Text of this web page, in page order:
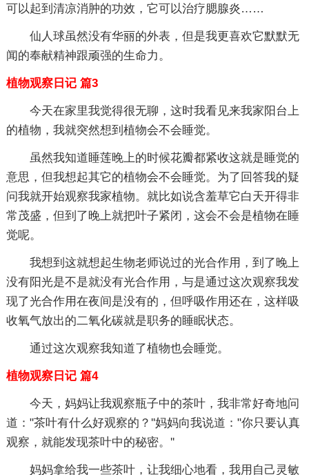
可以起到清凉消肿的功效，它可以治疗腮腺炎……
仙人球虽然没有华丽的外表，但是我更喜欢它默默无
闻的奉献精神跟顽强的生命力。
植物观察日记 篇3
今天在家里我觉得很无聊，这时我看见来我家阳台上
的植物，我就突然想到植物会不会睡觉。
虽然我知道睡莲晚上的时候花瓣都紧收这就是睡觉的
意思，但我想起其它的植物会不会睡觉。为了回答我的疑
问我就开始观察我家植物。就比如说含羞草它白天开得非
常茂盛，但到了晚上就把叶子紧闭，这会不会是植物在睡
觉呢。
我想到这就想起生物老师说过的光合作用，到了晚上
没有阳光是不是就没有光合作用，与是通过这次观察我发
现了光合作用在夜间是没有的，但呼吸作用还在，这样吸
收氧气放出的二氧化碳就是职务的睡眠状态。
通过这次观察我知道了植物也会睡觉。
植物观察日记 篇4
今天，妈妈让我观察瓶子中的茶叶，我非常好奇地问
道："茶叶有什么好观察的？''妈妈向我说道："你只要认真
观察，就能发现茶叶中的秘密。''
妈妈拿给我一些茶叶，让我细心地看，我用自己灵敏